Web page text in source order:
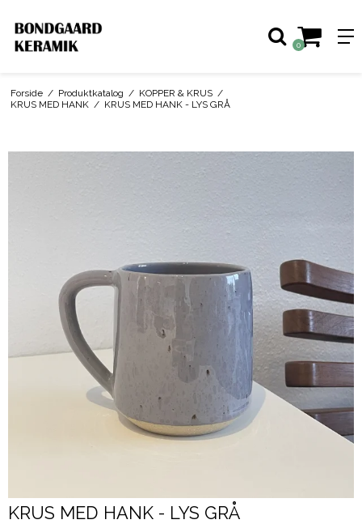
0
Forside / Produktkatalog / KOPPER & KRUS /
KRUS MED HANK / KRUS MED HANK - LYS GRÅ
KRUS MED HANK - LYS GRÅ